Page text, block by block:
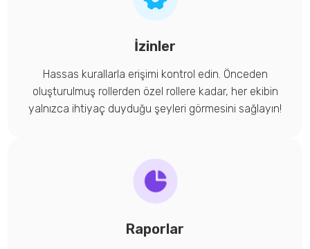
İzinler
Hassas kurallarla erişimi kontrol edin. Önceden
oluşturulmuş rollerden özel rollere kadar, her ekibin
yalnızca ihtiyaç duyduğu şeyleri görmesini sağlayın!
Raporlar